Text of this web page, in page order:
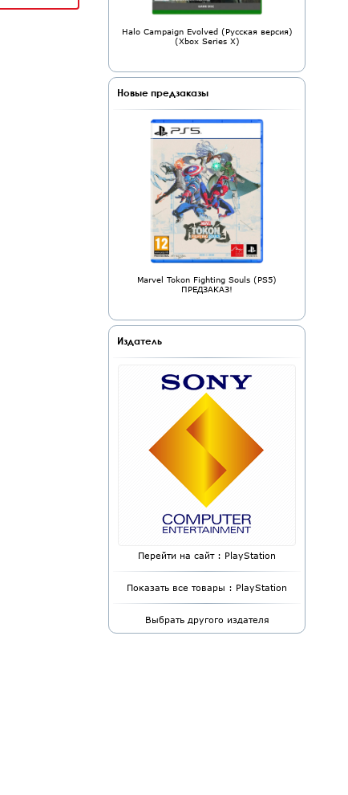
Halo Campaign Evolved (Русская версия)
(Xbox Series X)
Новые предзаказы
Marvel Tokon Fighting Souls (PS5)
ПРЕДЗАКАЗ!
Издатель
Перейти на сайт : PlayStation
Показать все товары : PlayStation
Выбрать другого издателя